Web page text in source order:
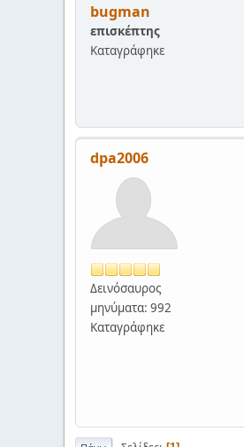
bugman
επισκέπτης
Καταγράφηκε
dpa2006
Δεινόσαυρος
μηνύματα: 992
Καταγράφηκε